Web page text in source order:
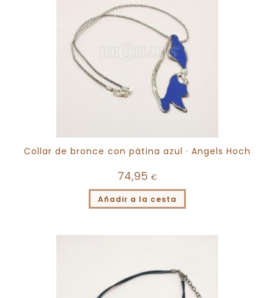
Collar de bronce con pátina azul · Angels Hoch
74,95 €
Añadir a la cesta